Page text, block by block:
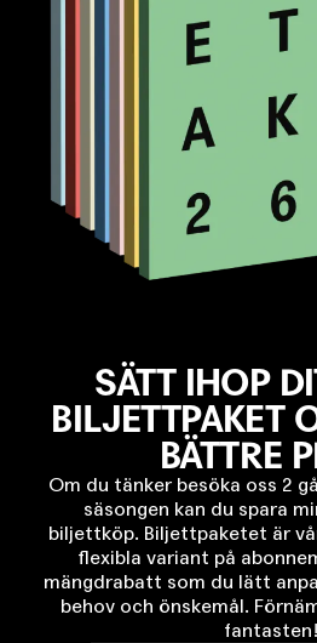
SÄTT IHOP
BILJETTPAKET
BÄTTRE
Om du tänker besöka oss 2
säsongen kan du spara
biljettköp. Biljettpaketet är
flexibla variant på
mängdrabatt som du lätt
behov och önskemål.
fantasten!